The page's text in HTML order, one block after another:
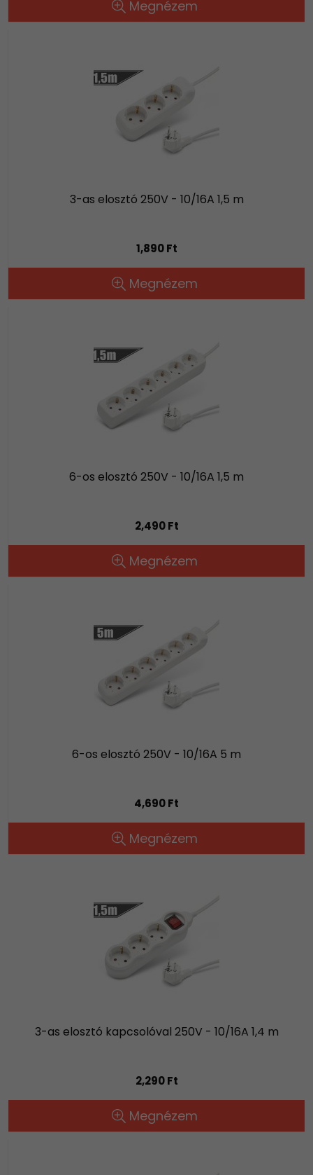
Megnézem
3-as elosztó 250V - 10/16A 1,5 m
1,890 Ft
Megnézem
6-os elosztó 250V - 10/16A 1,5 m
2,490 Ft
Megnézem
6-os elosztó 250V - 10/16A 5 m
4,690 Ft
Megnézem
3-as elosztó kapcsolóval 250V - 10/16A 1,4 m
2,290 Ft
Megnézem